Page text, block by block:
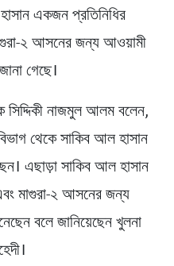
একজন প্রতিনিধির
২ আসনের জন্য আওয়ামী
গেছে।
সিদ্দিকী নাজমুল আলম বলেন,
থেকে সাকিব আল হাসান
এছাড়া সাকিব আল হাসান
মাগুরা-২ আসনের জন্য
বলে জানিয়েছেন খুলনা